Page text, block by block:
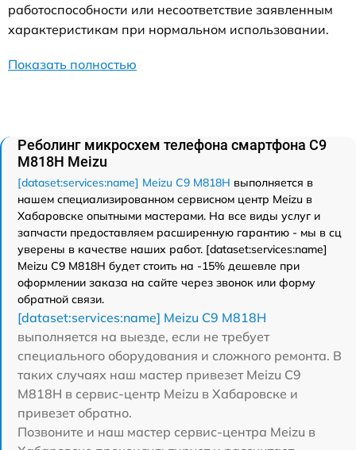
работоспособности или несоответствие заявленным
характеристикам при нормальном использовании.
Показать полностью
Реболинг микросхем телефона смартфона C9
M818H Meizu
[dataset:services:name] Meizu C9 M818H выполняется в
нашем специализированном сервисном центр Meizu в
Хабаровске опытными мастерами. На все виды услуг и
запчасти предоставляем расширенную гарантию - мы в сц
уверены в качестве наших работ. [dataset:services:name]
Meizu C9 M818H будет стоить на -15% дешевле при
оформлении заказа на сайте через звонок или форму
обратной связи.
[dataset:services:name] Meizu C9 M818H
выполняется на выезде, если не требует
специального оборудования и сложного ремонта. В
таких случаях наш мастер привезет Meizu C9
M818H в сервис-центр Meizu в Хабаровске и
привезет обратно.
Позвоните и наш мастер сервис-центра Meizu в